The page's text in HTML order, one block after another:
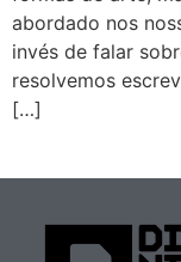
abordado nos
invés de falar
resolvemos
[…]